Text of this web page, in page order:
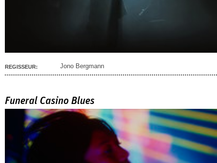
REGISSEUR: Jono Bergmann
Funeral Casino Blues